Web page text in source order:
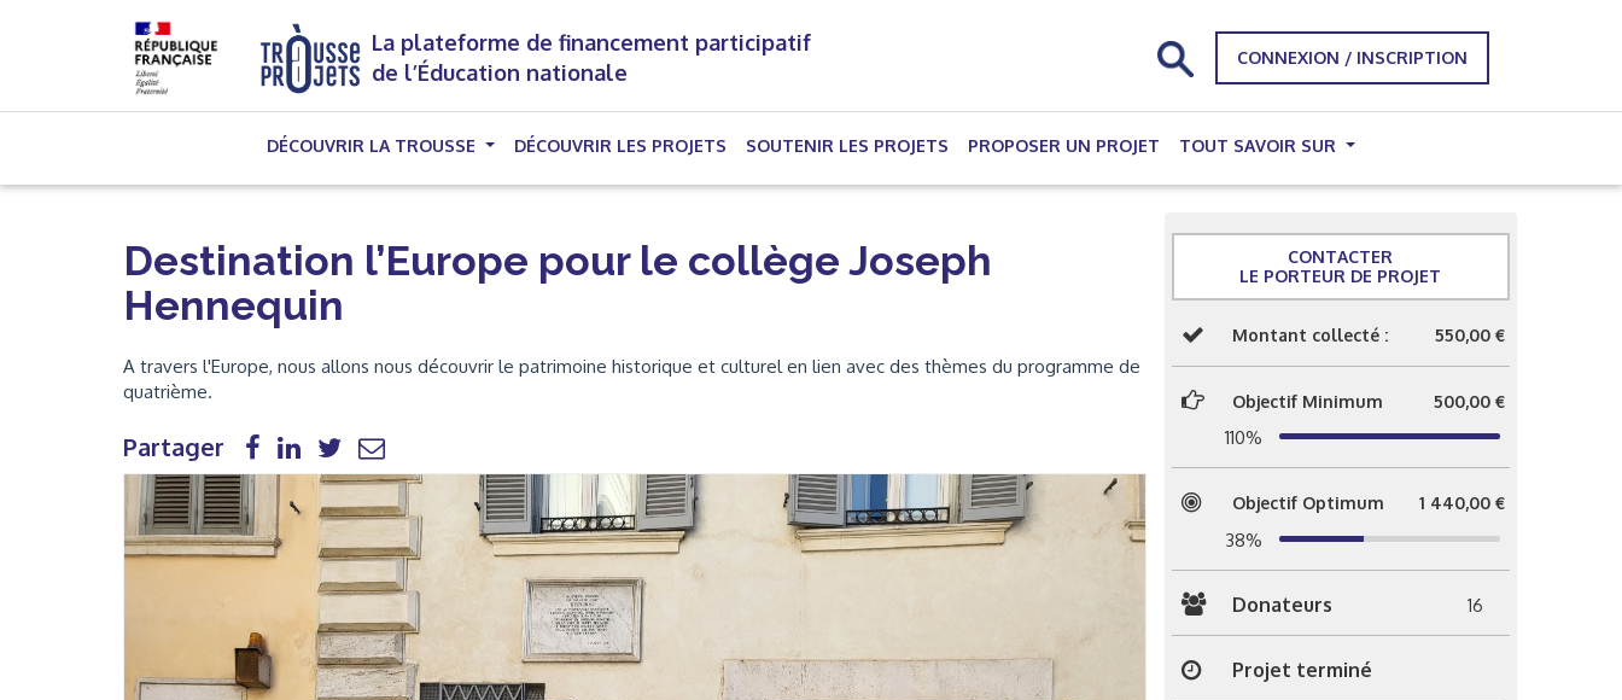
La plateforme de financement participatif
de l’Éducation nationale
CONNEXION / INSCRIPTION
DÉCOUVRIR LA TROUSSE DÉCOUVRIR LES PROJETS (CURRENT)
SOUTENIR LES PROJETS PROPOSER UN PROJET TOUT SAVOIR SUR
Destination l’Europe pour le collège Joseph
Hennequin
A travers l'Europe, nous allons nous découvrir le patrimoine historique et culturel en lien avec des thèmes du programme de
quatrième.
Partager
CONTACTER
LE PORTEUR DE PROJET
Montant collecté : 550,00 €
Objectif Minimum 500,00 €
110%
Objectif Optimum 1 440,00 €
38%
Donateurs 16
Projet terminé